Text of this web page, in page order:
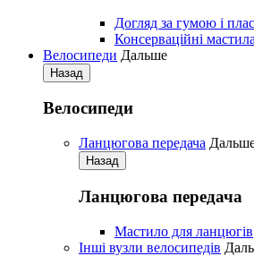
Догляд за гумою і
Консерваційні мастила
Велосипеди Дальше
Назад
Велосипеди
Ланцюгова передача
Назад
Ланцюгова передача
Мастило для ланцюгів
Iнші вузли велосипедів